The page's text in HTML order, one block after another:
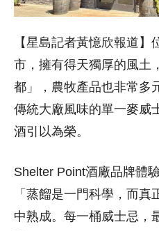
【星島記者黃憶欣報道
市，擁有得天獨厚的風土
都」，農牧產品也非常多
傳統大廠風味的單一麥威
酒引以為榮。
Shelter Point酒廠品牌體
「蒸餾是一門科學，而
中熟成。每一桶威士忌，